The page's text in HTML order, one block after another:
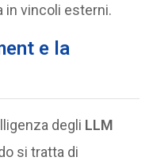
in vincoli esterni.
e la
degli LLM
si tratta di